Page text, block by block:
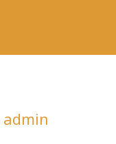
admin